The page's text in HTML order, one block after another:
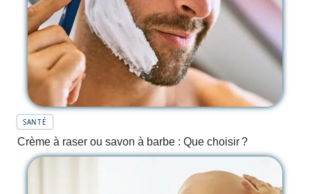
SANTÉ
Crème à raser ou savon à barbe : Que choisir ?